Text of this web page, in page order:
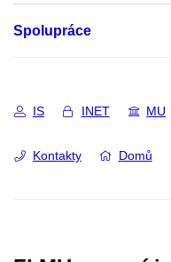
Spolupráce
IS INET MU
Kontakty Domů